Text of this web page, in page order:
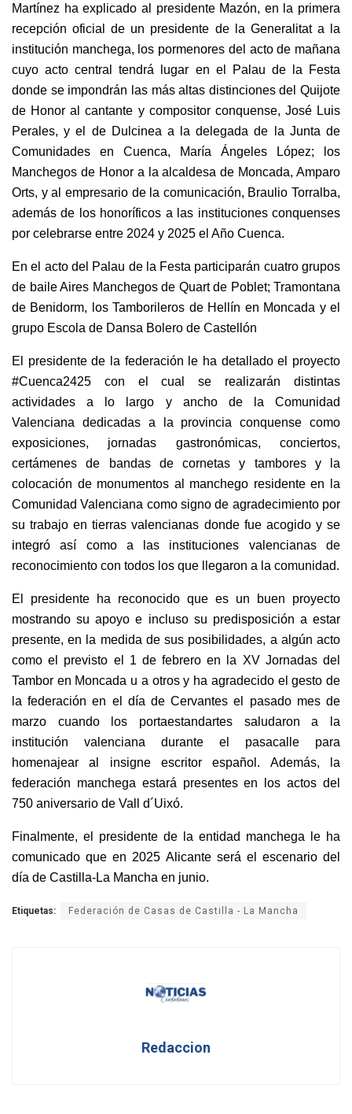
Martínez ha explicado al presidente Mazón, en la primera
recepción oficial de un presidente de la Generalitat a la
institución manchega, los pormenores del acto de mañana
cuyo acto central tendrá lugar en el Palau de la Festa
donde se impondrán las más altas distinciones del Quijote
de Honor al cantante y compositor conquense, José Luis
Perales, y el de Dulcinea a la delegada de la Junta de
Comunidades en Cuenca, María Ángeles López; los
Manchegos de Honor a la alcaldesa de Moncada, Amparo
Orts, y al empresario de la comunicación, Braulio Torralba,
además de los honoríficos a las instituciones conquenses
por celebrarse entre 2024 y 2025 el Año Cuenca.
En el acto del Palau de la Festa participarán cuatro grupos
de baile Aires Manchegos de Quart de Poblet; Tramontana
de Benidorm, los Tamborileros de Hellín en Moncada y el
grupo Escola de Dansa Bolero de Castellón
El presidente de la federación le ha detallado el proyecto
#Cuenca2425 con el cual se realizarán distintas
actividades a lo largo y ancho de la Comunidad
Valenciana dedicadas a la provincia conquense como
exposiciones, jornadas gastronómicas, conciertos,
certámenes de bandas de cornetas y tambores y la
colocación de monumentos al manchego residente en la
Comunidad Valenciana como signo de agradecimiento por
su trabajo en tierras valencianas donde fue acogido y se
integró así como a las instituciones valencianas de
reconocimiento con todos los que llegaron a la comunidad.
El presidente ha reconocido que es un buen proyecto
mostrando su apoyo e incluso su predisposición a estar
presente, en la medida de sus posibilidades, a algún acto
como el previsto el 1 de febrero en la XV Jornadas del
Tambor en Moncada u a otros y ha agradecido el gesto de
la federación en el día de Cervantes el pasado mes de
marzo cuando los portaestandartes saludaron a la
institución valenciana durante el pasacalle para
homenajear al insigne escritor español. Además, la
federación manchega estará presentes en los actos del
750 aniversario de Vall d´Uixó.
Finalmente, el presidente de la entidad manchega le ha
comunicado que en 2025 Alicante será el escenario del
día de Castilla-La Mancha en junio.
Etiquetas: Federación de Casas de Castilla - La Mancha
Redaccion